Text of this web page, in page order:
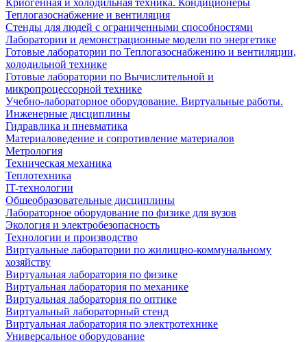
Криогенная и холодильная техника. Кондиционеры
Теплогазоснабжение и вентиляция
Стенды для людей с ограниченными способностями
Лаборатории и демонстрационные модели по энергетике
Готовые лаборатории по Теплогазоснабжению и вентиляции,
холодильной технике
Готовые лаборатории по Вычислительной и
микропроцессорной технике
Учебно-лабораторное оборудование. Виртуальные работы.
Инженерные дисциплины
Гидравлика и пневматика
Материаловедение и сопротивление материалов
Метрология
Техническая механика
Теплотехника
IT-технологии
Общеобразовательные дисциплины
Лабораторное оборудование по физике для вузов
Экология и электробезопасность
Технологии и производство
Виртуальные лаборатории по жилищно-коммунальному
хозяйству
Виртуальная лаборатория по физике
Виртуальная лаборатория по механике
Виртуальная лаборатория по оптике
Виртуальный лабораторный стенд
Виртуальная лаборатория по электротехнике
Универсальное оборудование